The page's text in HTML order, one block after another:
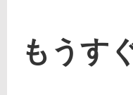
もうす